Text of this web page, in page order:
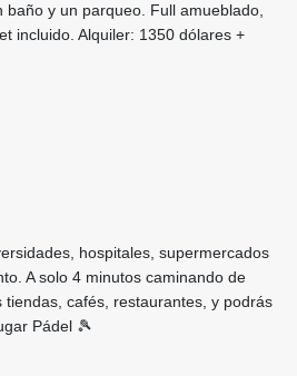
y un parqueo. Full amueblado,
incluido. Alquiler: 1350 dólares +
hospitales, supermercados
A solo 4 minutos caminando de
cafés, restaurantes, y podrás
Pádel 🎾